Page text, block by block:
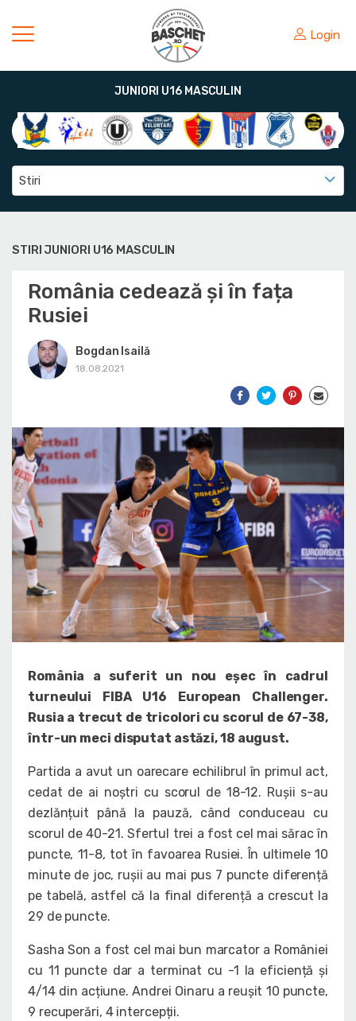
Login
JUNIORI U16 MASCULIN
Stiri
STIRI JUNIORI U16 MASCULIN
România cedează și în fața
Rusiei
Bogdan Isailă
18.08.2021
România a suferit un nou eșec în cadrul
turneului FIBA U16 European Challenger.
Rusia a trecut de tricolori cu scorul de 67-38,
într-un meci disputat astăzi, 18 august.
Partida a avut un oarecare echilibrul în primul act,
cedat de ai noștri cu scorul de 18-12. Rușii s-au
dezlănțuit până la pauză, când conduceau cu
scorul de 40-21. Sfertul trei a fost cel mai sărac în
puncte, 11-8, tot în favoarea Rusiei. În ultimele 10
minute de joc, rușii au mai pus 7 puncte diferență
pe tabelă, astfel că la final diferență a crescut la
29 de puncte.
Sasha Son a fost cel mai bun marcator a României
cu 11 puncte dar a terminat cu -1 la eficiență și
4/14 din acțiune. Andrei Oinaru a reușit 10 puncte,
9 recuperări, 4 intercepții.